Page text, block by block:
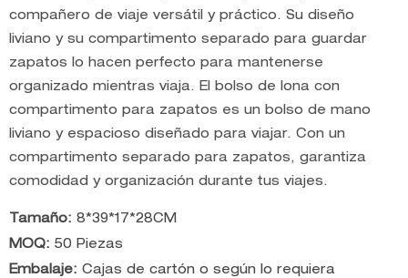
compañero de viaje versátil y práctico. Su diseño
liviano y su compartimento separado para guardar
zapatos lo hacen perfecto para mantenerse
organizado mientras viaja. El bolso de lona con
compartimento para zapatos es un bolso de mano
liviano y espacioso diseñado para viajar. Con un
compartimento separado para zapatos, garantiza
comodidad y organización durante tus viajes.
Tamaño: 8*39*17*28CM
MOQ: 50 Piezas
Embalaje: Cajas de cartón o según lo requiera